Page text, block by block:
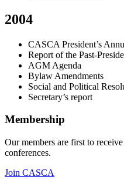
2004
CASCA President’s
Report of the Past-
AGM Agenda
Bylaw Amendments
Social and Political
Secretary’s report
Membership
Our members are first to
conferences.
Join CASCA